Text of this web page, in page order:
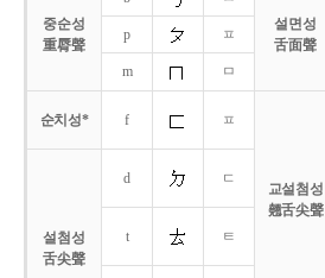
중순성
重脣聲
설면성
舌面聲
p ㅍ
m ㅁ
순치성* f ㅍ
교설첨성
翹舌尖聲
설첨성
舌尖聲
d ㄷ
t ㅌ